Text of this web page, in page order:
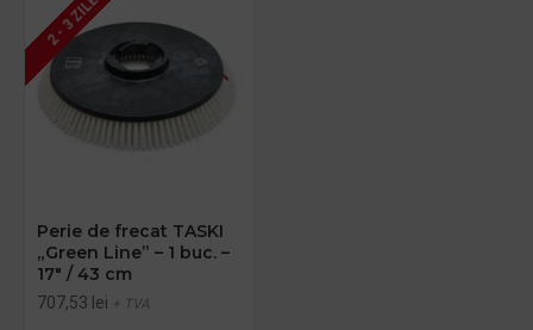
2 - 3 ZILE
Perie de frecat TASKI
„Green Line” – 1 buc. –
17" / 43 cm
707,53 lei + TVA